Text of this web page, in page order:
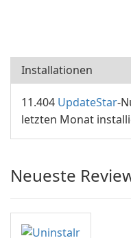
Installationen
11.404 UpdateStar-
letzten Monat
Neueste